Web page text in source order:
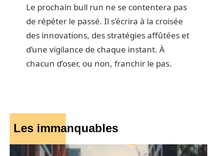
Le prochain bull run ne se contentera pas
de répéter le passé. Il s’écrira à la croisée
des innovations, des stratégies affûtées et
d’une vigilance de chaque instant. À
chacun d’oser, ou non, franchir le pas.
Les immanquables